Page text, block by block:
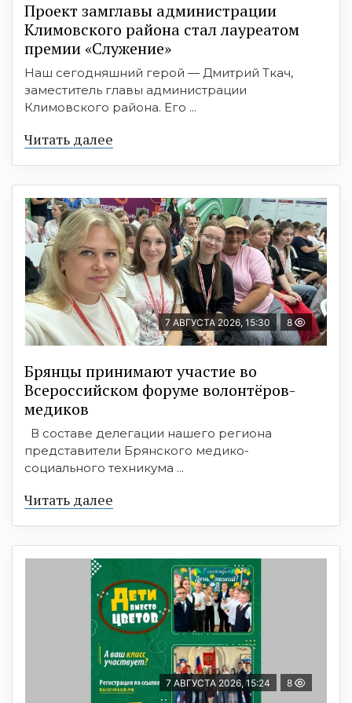
Проект замглавы администрации
Климовского района стал лауреатом
премии «Служение»
Наш сегодняшний герой — Дмитрий Ткач,
заместитель главы администрации
Климовского района. Его ...
Читать далее
7 АВГУСТА 2026, 15:30 8
Брянцы принимают участие во
Всероссийском форуме волонтёров-
медиков
В составе делегации нашего региона
представители Брянского медико-
социального техникума ...
Читать далее
7 АВГУСТА 2026, 15:24 8